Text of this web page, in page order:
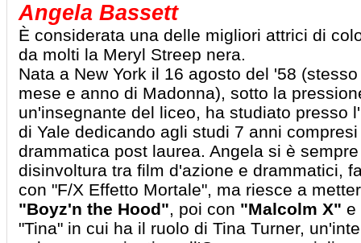
Angela Bassett
È considerata una delle migliori attrici di
da molti la Meryl Streep nera.
Nata a New York il 16 agosto del '58
mese e anno di Madonna), sotto la
un'insegnante del liceo, ha studiato presso
di Yale dedicando agli studi 7 anni
drammatica post laurea. Angela si è
disinvoltura tra film d'azione e drammatici,
con "F/X Effetto Mortale", ma riesce a
"Boyz'n the Hood", poi con "Malcolm X" e
"Tina" in cui ha il ruolo di Tina Turner,